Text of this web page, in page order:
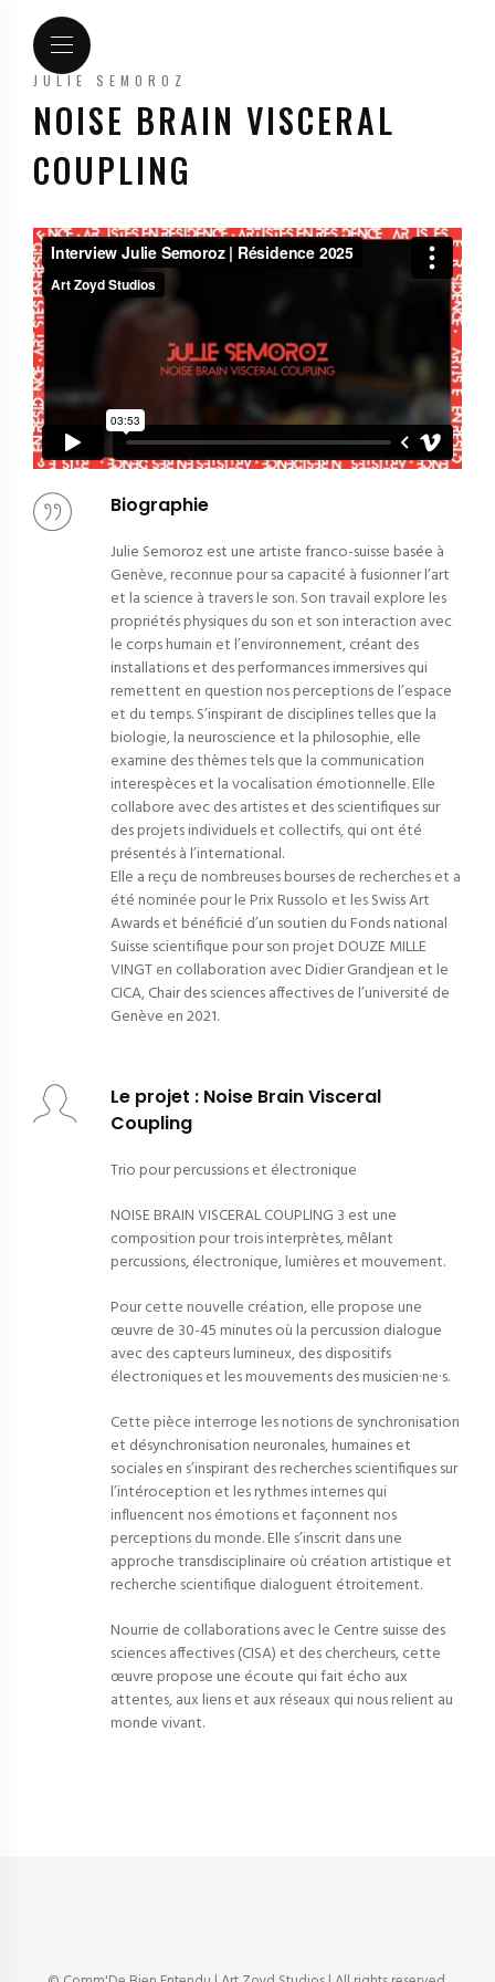
JULIE SEMOROZ
NOISE BRAIN VISCERAL
COUPLING
Biographie
Julie Semoroz est une artiste franco-suisse basée à
Genève, reconnue pour sa capacité à fusionner l’art
et la science à travers le son. Son travail explore les
propriétés physiques du son et son interaction avec
le corps humain et l’environnement, créant des
installations et des performances immersives qui
remettent en question nos perceptions de l’espace
et du temps. S’inspirant de disciplines telles que la
biologie, la neuroscience et la philosophie, elle
examine des thèmes tels que la communication
interespèces et la vocalisation émotionnelle. Elle
collabore avec des artistes et des scientifiques sur
des projets individuels et collectifs, qui ont été
présentés à l’international.
Elle a reçu de nombreuses bourses de recherches et a
été nominée pour le Prix Russolo et les Swiss Art
Awards et bénéficié d’un soutien du Fonds national
Suisse scientifique pour son projet DOUZE MILLE
VINGT en collaboration avec Didier Grandjean et le
CICA, Chair des sciences affectives de l’université de
Genève en 2021.
Le projet : Noise Brain Visceral
Coupling
Trio pour percussions et électronique
NOISE BRAIN VISCERAL COUPLING 3 est une
composition pour trois interprètes, mêlant
percussions, électronique, lumières et mouvement.
Pour cette nouvelle création, elle propose une
œuvre de 30-45 minutes où la percussion dialogue
avec des capteurs lumineux, des dispositifs
électroniques et les mouvements des musicien·ne·s.
Cette pièce interroge les notions de synchronisation
et désynchronisation neuronales, humaines et
sociales en s’inspirant des recherches scientifiques sur
l’intéroception et les rythmes internes qui
influencent nos émotions et façonnent nos
perceptions du monde. Elle s’inscrit dans une
approche transdisciplinaire où création artistique et
recherche scientifique dialoguent étroitement.
Nourrie de collaborations avec le Centre suisse des
sciences affectives (CISA) et des chercheurs, cette
œuvre propose une écoute qui fait écho aux
attentes, aux liens et aux réseaux qui nous relient au
monde vivant.